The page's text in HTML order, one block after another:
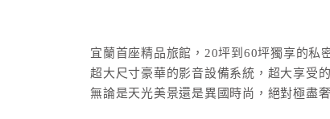
宜蘭首座精品旅館，20坪到60坪獨享的私
超大尺寸豪華的影音設備系統，超大享受
無論是天光美景還是異國時尚，絕對極盡